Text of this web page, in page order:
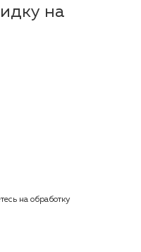
на
на обработку